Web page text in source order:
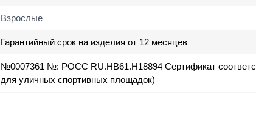
Взрослые
Гарантийный срок на изделия от 12 месяцев
№0007361 №: РОСС RU.HB61.H18894 Сертификат
для уличных спортивных площадок)